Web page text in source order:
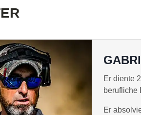
Er diente
berufliche
Er